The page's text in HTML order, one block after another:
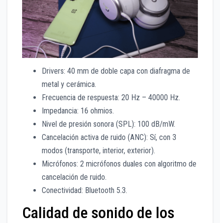
Drivers: 40 mm de doble capa con diafragma de
metal y cerámica.
Frecuencia de respuesta: 20 Hz – 40000 Hz.
Impedancia: 16 ohmios.
Nivel de presión sonora (SPL): 100 dB/mW.
Cancelación activa de ruido (ANC): Sí, con 3
modos (transporte, interior, exterior).
Micrófonos: 2 micrófonos duales con algoritmo de
cancelación de ruido.
Conectividad: Bluetooth 5.3.
Calidad de sonido de los